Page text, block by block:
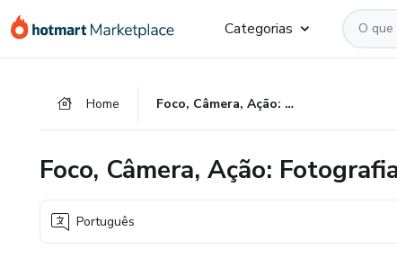
para
para
para
Categorias
Home Foco, Câmera, Ação: Fotografia Esportiva Outdoor em Detalhes
Foco, Câmera, Ação:
Português